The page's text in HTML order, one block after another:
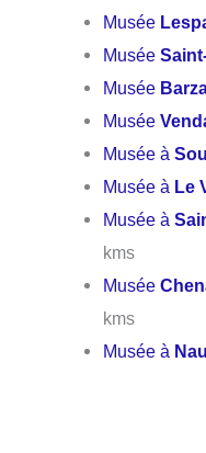
Musée
Musée
Musée
Musée
Musée à
Musée à Le
Musée à
kms
Musée
kms
Musée à